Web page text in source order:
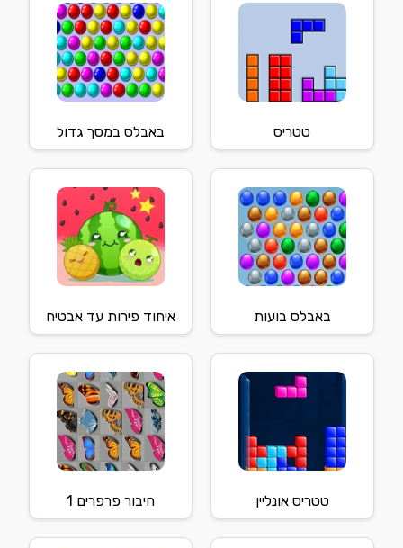
טטריס באבלס במסך גדול
באבלס בועות איחוד פירות עד אבטיח
טטריס אונליין חיבור פרפרים 1